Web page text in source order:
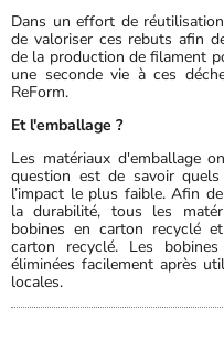
Dans un effort de
de valoriser ces rebuts afin
de la production de filament
une seconde vie à ces
ReForm.
Et l'emballage ?
Les matériaux d'emballage
question est de savoir
l’impact le plus faible. Afin
la durabilité, tous les
bobines en carton recyclé
carton recyclé. Les
éliminées facilement après
locales.